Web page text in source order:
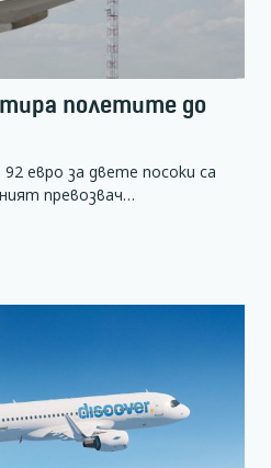
полетите до
евро за двете посоки са
превозвач…